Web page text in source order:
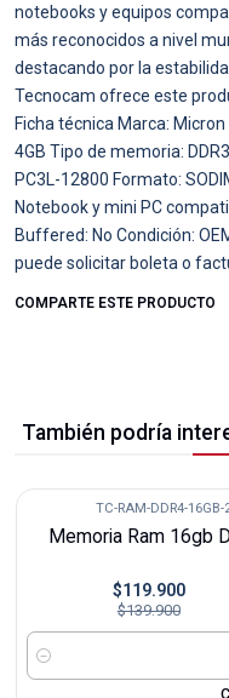
notebooks y equipos
más reconocidos a nivel
destacando por la
Tecnocam ofrece este
Ficha técnica Marca:
4GB Tipo de memoria:
PC3L-12800 Formato:
Notebook y mini PC
Buffered: No Condición:
puede solicitar boleta o
COMPARTE ESTE PRODUCTO
También podría
TC-RAM-DDR4-
Memoria Ram 16gb
$119.900
$139.900
Cantidad